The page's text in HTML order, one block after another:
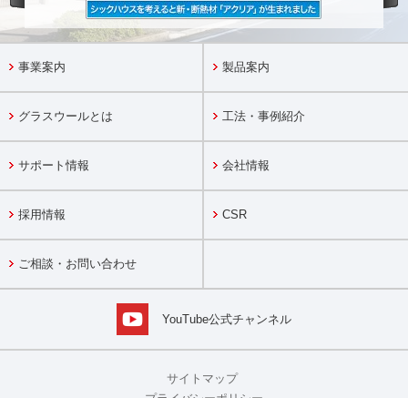
事業案内 製品案内
グラスウールとは 工法・事例紹介
サポート情報 会社情報
採用情報 CSR
ご相談・お問い合わせ
YouTube公式チャンネル
サイトマップ